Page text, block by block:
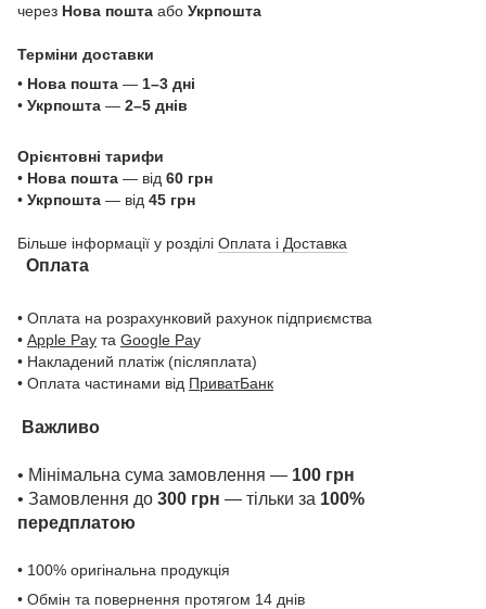
через Нова пошта або Укрпошта
Терміни доставки
• Нова пошта — 1–3 дні
• Укрпошта — 2–5 днів
Орієнтовні тарифи
• Нова пошта — від 60 грн
• Укрпошта — від 45 грн
Більше інформації у розділі Оплата і Доставка
Оплата
• Оплата на розрахунковий рахунок підприємства
• Apple Pay та Google Pay
• Накладений платіж (післяплата)
• Оплата частинами від ПриватБанк
Важливо
• Мінімальна сума замовлення — 100 грн
• Замовлення до 300 грн — тільки за 100%
передплатою
• 100% оригінальна продукція
• Обмін та повернення протягом 14 днів